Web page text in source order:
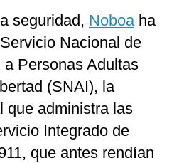
seguridad, Noboaha
Nacional de
Personas Adultas
(SNAI), la
que administra las
Integrado de
que antes rendían